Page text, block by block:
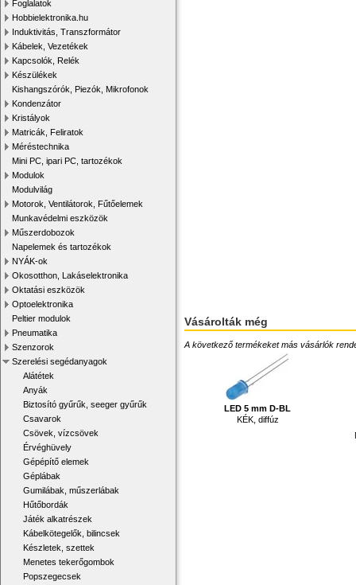
Foglalatok
Hobbielektronika.hu
Induktivitás, Transzformátor
Kábelek, Vezetékek
Kapcsolók, Relék
Készülékek
Kishangszórók, Piezók, Mikrofonok
Kondenzátor
Kristályok
Matricák, Feliratok
Méréstechnika
Mini PC, ipari PC, tartozékok
Modulok
Modulvilág
Motorok, Ventilátorok, Fűtőelemek
Munkavédelmi eszközök
Műszerdobozok
Napelemek és tartozékok
NYÁK-ok
Okosotthon, Lakáselektronika
Oktatási eszközök
Optoelektronika
Peltier modulok
Pneumatika
Szenzorok
Szerelési segédanyagok
Alátétek
Anyák
Biztosító gyűrűk, seeger gyűrűk
Csavarok
Csövek, vízcsövek
Érvéghüvely
Gépépítő elemek
Géplábak
Gumilábak, műszerlábak
Hűtőbordák
Játék alkatrészek
Kábelkötegelők, bilincsek
Készletek, szettek
Menetes tekerőgombok
Popszegecsek
Vásárolták még
A következő termékeket más vásárlók
LED 5 mm D-BL
KÉK, diffúz